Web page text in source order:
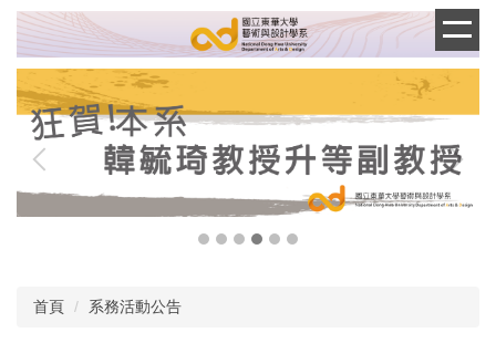
跳
到
主
內
首頁 系務活動公告